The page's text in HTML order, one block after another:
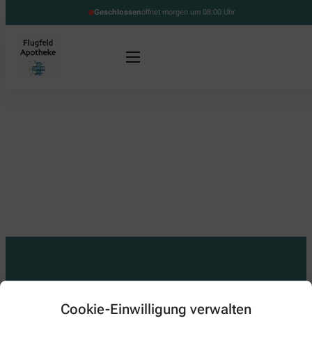
Cookie-Einwilligung verwalten
Geschlossenöffnet morgen um 08:00 Uhr
Flugfeld-Apotheke Böblingen